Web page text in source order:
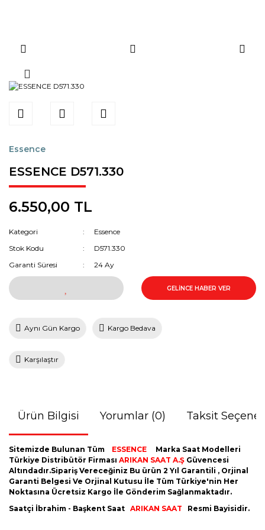
Essence
ESSENCE D571.330
6.550,00 TL
Kategori
Essence
Stok Kodu
D571.330
Garanti Süresi
24 Ay
GELİNCE HABER VER
Aynı Gün Kargo Kargo Bedava
Karşılaştır
Ürün Bilgisi Yorumlar (0) Taksit
Sitemizde Bulunan Tüm ESSENCE
Marka Saat Modelleri
Türkiye Distribütör Firması ARIKAN SAAT A.Ş Güvencesi
Altındadır.Sipariş Vereceğiniz Bu ürün 2 Yıl Garantili , Orjinal
Garanti Belgesi Ve Orjinal Kutusu İle Tüm Türkiye'nin Her
Noktasına Ücretsiz Kargo İle Gönderim Sağlanmaktadır.
Saatçi İbrahim - Başkent Saat ARIKAN SAAT Resmi Bayisidir.